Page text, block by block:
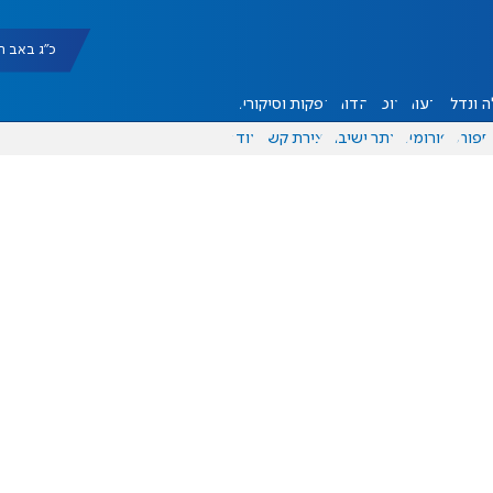
כ"ג באב תשפ"ו
ונדל"ן דעות אוכל יהדות הפקות וסיקורים
ספורט פורומים אתר ישיבה יצירת קשר עוד